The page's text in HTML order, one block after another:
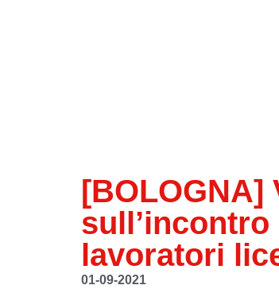
[BOLOGNA]
lavoratori
01-09-2021